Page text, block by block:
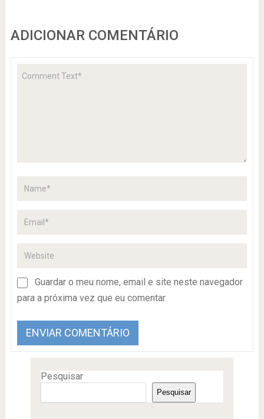
ADICIONAR COMENTÁRIO
Guardar o meu nome, email e site neste navegador
para a próxima vez que eu comentar.
Pesquisar
Pesquisar